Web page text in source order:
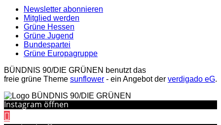
Newsletter abonnieren
Mitglied werden
Grüne Hessen
Grüne Jugend
Bundespartei
Grüne Europagruppe
BÜNDNIS 90/DIE GRÜNEN benutzt das
freie grüne Theme sunflower ‐ ein Angebot der verdigado eG.
Instagram öffnen